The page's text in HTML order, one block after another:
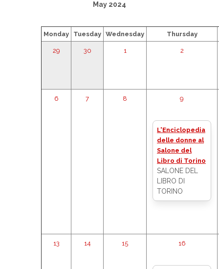
May 2024
Monday Tuesday Wednesday Thursday
29 30 1 2
6 7 8 9
L'Enciclopedia
delle donne al
Salone del
Libro di Torino
SALONE DEL
LIBRO DI
TORINO
13 14 15 16